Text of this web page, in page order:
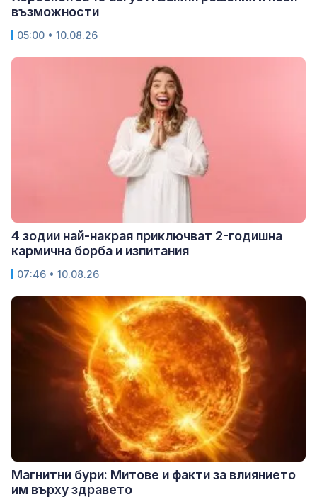
възможности
05:00 • 10.08.26
4 зодии най-накрая приключват 2-годишна
кармична борба и изпитания
07:46 • 10.08.26
Магнитни бури: Митове и факти за влиянието
им върху здравето